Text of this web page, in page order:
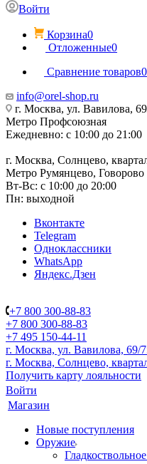
Войти
Корзина0
Отложенные0
Сравнение товаров0
info@orel-shop.ru
г. Москва, ул. Вавилова,
Метро Профсоюзная
Ежедневно: с 10:00 до 21:00
г. Москва, Солнцево,
Метро Румянцево, Говорово
Вт-Вс: с 10:00 до 20:00
Пн: выходной
Вконтакте
Telegram
Одноклассники
WhatsApp
Яндекс.Дзен
+7 800 300-88-83
+7 800 300-88-83
+7 495 150-44-11
г. Москва, ул. Вавилова, 69/
г. Москва, Солнцево,
Получить карту лояльности
Войти
Магазин
Новые поступления
Оружие